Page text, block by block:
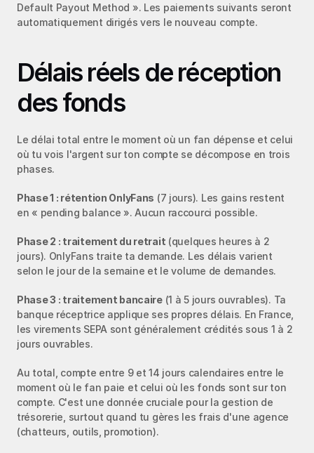
Default Payout Method ». Les paiements suivants seront
automatiquement dirigés vers le nouveau compte.
Délais réels de réception
des fonds
Le délai total entre le moment où un fan dépense et celui
où tu vois l'argent sur ton compte se décompose en trois
phases.
Phase 1 : rétention OnlyFans (7 jours). Les gains restent
en « pending balance ». Aucun raccourci possible.
Phase 2 : traitement du retrait (quelques heures à 2
jours). OnlyFans traite ta demande. Les délais varient
selon le jour de la semaine et le volume de demandes.
Phase 3 : traitement bancaire (1 à 5 jours ouvrables). Ta
banque réceptrice applique ses propres délais. En France,
les virements SEPA sont généralement crédités sous 1 à 2
jours ouvrables.
Au total, compte entre 9 et 14 jours calendaires entre le
moment où le fan paie et celui où les fonds sont sur ton
compte. C'est une donnée cruciale pour la gestion de
trésorerie, surtout quand tu gères les frais d'une agence
(chatteurs, outils, promotion).